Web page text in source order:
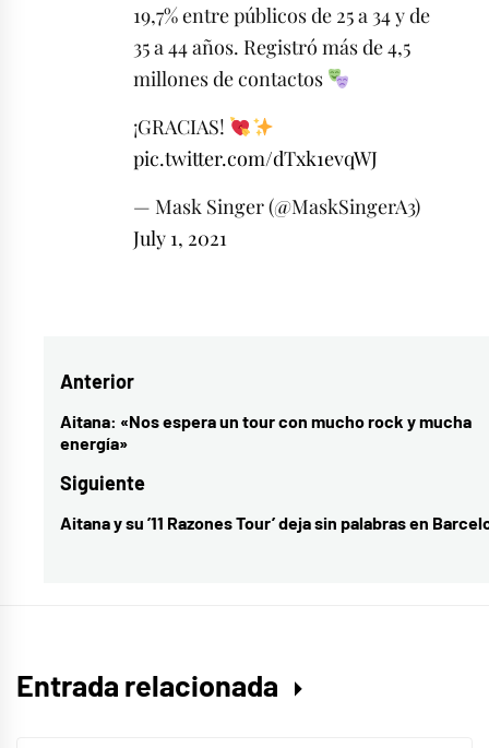
19,7% entre públicos de 25 a 34 y de
35 a 44 años. Registró más de 4,5
millones de contactos
¡GRACIAS!
pic.twitter.com/dTxk1evqWJ
— Mask Singer (@MaskSingerA3)
July 1, 2021
Valls
Flamenco
José
Manuel
José
Flores,
Navegación
de
entradas
Anterior
Entrada
anterior:
Aitana: «Nos espera un tour con mucho rock y mucha
energía»
Siguiente
Entrada
Aitana y su ’11 Razones Tour’ deja sin palabras en
Entrada relacionada